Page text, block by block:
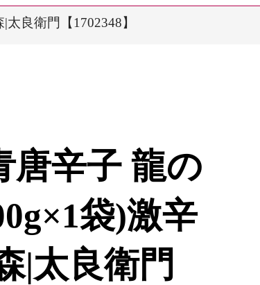
良衛門【1702348】
唐辛子 龍の
袋)激辛
|太良衛門